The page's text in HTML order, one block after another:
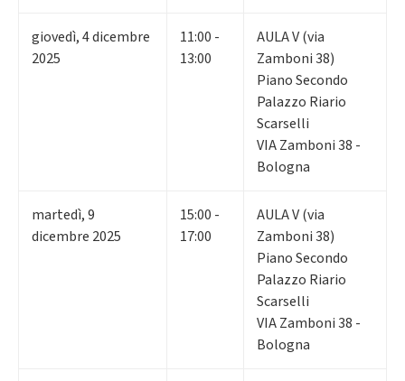
giovedì,4dicembre
2025
11:00 -
13:00
AULA V (via
Zamboni 38)
Piano Secondo
Palazzo Riario
Scarselli
VIA Zamboni 38 -
Bologna
martedì,9
dicembre 2025
15:00 -
17:00
AULA V (via
Zamboni 38)
Piano Secondo
Palazzo Riario
Scarselli
VIA Zamboni 38 -
Bologna